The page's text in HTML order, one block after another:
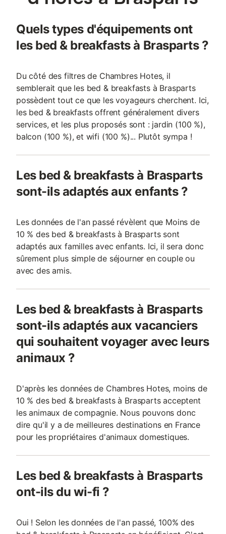
Quels types d'équipements ont
les bed & breakfasts à Brasparts ?
Du côté des filtres de Chambres Hotes, il
semblerait que les bed & breakfasts à Brasparts
possèdent tout ce que les voyageurs cherchent. Ici,
les bed & breakfasts offrent généralement divers
services, et les plus proposés sont : jardin (100 %),
balcon (100 %), et wifi (100 %)... Plutôt sympa !
Les bed & breakfasts à Brasparts
sont-ils adaptés aux enfants ?
Les données de l'an passé révèlent que Moins de
10 % des bed & breakfasts à Brasparts sont
adaptés aux familles avec enfants. Ici, il sera donc
sûrement plus simple de séjourner en couple ou
avec des amis.
Les bed & breakfasts à Brasparts
sont-ils adaptés aux vacanciers
qui souhaitent voyager avec leurs
animaux ?
D'après les données de Chambres Hotes, moins de
10 % des bed & breakfasts à Brasparts acceptent
les animaux de compagnie. Nous pouvons donc
dire qu'il y a de meilleures destinations en France
pour les propriétaires d'animaux domestiques.
Les bed & breakfasts à Brasparts
ont-ils du wi-fi ?
Oui ! Selon les données de l'an passé, 100% des